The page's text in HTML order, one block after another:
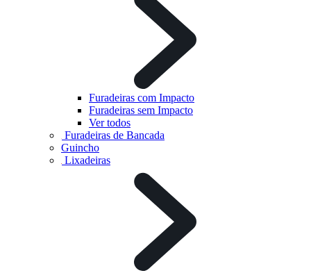
Furadeiras com Impacto
Furadeiras sem Impacto
Ver todos
Furadeiras de Bancada
Guincho
Lixadeiras